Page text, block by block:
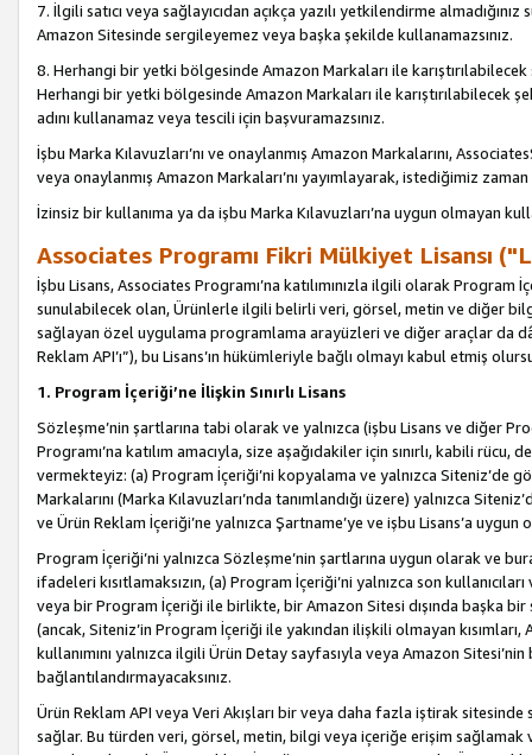
7. İlgili satıcı veya sağlayıcıdan açıkça yazılı yetkilendirme
Amazon Sitesinde sergileyemez veya başka şekilde kullanamazsınız.
8. Herhangi bir yetki bölgesinde Amazon Markaları ile
Herhangi bir yetki bölgesinde Amazon Markaları ile karıştırılabilecek
adını kullanamaz veya tescili için başvuramazsınız.
İşbu Marka Kılavuzları’nı ve onaylanmış Amazon Markalarını,
veya onaylanmış Amazon Markaları’nı yayımlayarak, istediğimiz
İzinsiz bir kullanıma ya da işbu Marka Kılavuzları’na uygun olmayan
Associates Programı Fikri Mülkiyet Lisansı
İşbu Lisans, Associates Programı’na katılımınızla ilgili olarak Program
sunulabilecek olan, Ürünlerle ilgili belirli veri, görsel, metin ve diğer
sağlayan özel uygulama programlama arayüzleri ve diğer araçlar da
Reklam API’ı”), bu Lisans’ın hükümleriyle bağlı olmayı kabul etmiş
1. Program İçeriği’ne İlişkin Sınırlı Lisans
Sözleşme’nin şartlarına tabi olarak ve yalnızca (işbu Lisans ve diğer
Programı’na katılım amacıyla, size aşağıdakiler için sınırlı, kabili
vermekteyiz: (a) Program İçeriği’ni kopyalama ve yalnızca Siteniz’de
Markalarını (Marka Kılavuzları’nda tanımlandığı üzere) yalnızca
ve Ürün Reklam İçeriği’ne yalnızca Şartname’ye ve işbu Lisans’a
Program İçeriği’ni yalnızca Sözleşme’nin şartlarına uygun olarak ve
ifadeleri kısıtlamaksızın, (a) Program İçeriği’ni yalnızca son
veya bir Program İçeriği ile birlikte, bir Amazon Sitesi dışında başka
(ancak, Siteniz’in Program İçeriği ile yakından ilişkili olmayan
kullanımını yalnızca ilgili Ürün Detay sayfasıyla veya Amazon
bağlantılandırmayacaksınız.
Ürün Reklam API veya Veri Akışları bir veya daha fazla iştirak
sağlar. Bu türden veri, görsel, metin, bilgi veya içeriğe erişim sağlamak